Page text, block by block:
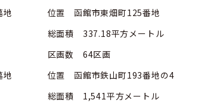
墓地 位置 函館市東畑町125番地
337.18平方メートル
64区画
墓地 位置 函館市鉄山町193番地の4
1,541平方メートル